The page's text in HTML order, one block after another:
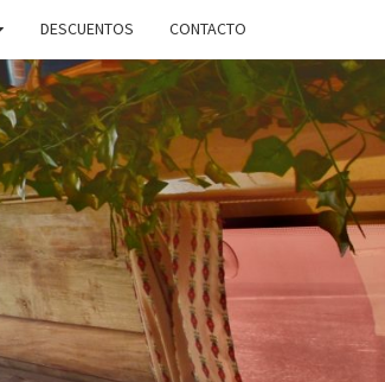
DESCUENTOS CONTACTO